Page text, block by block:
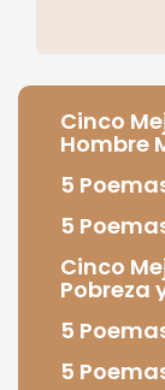
Cinco
Hombre
5
5
Cinco
Pobreza
5
5